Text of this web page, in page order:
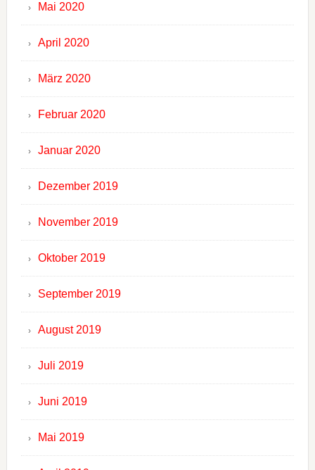
Mai 2020
April 2020
März 2020
Februar 2020
Januar 2020
Dezember 2019
November 2019
Oktober 2019
September 2019
August 2019
Juli 2019
Juni 2019
Mai 2019